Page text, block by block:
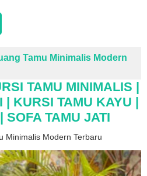
Tamu Minimalis Modern
TAMU MINIMALIS |
KURSI TAMU KAYU |
SOFA TAMU JATI
Minimalis Modern Terbaru